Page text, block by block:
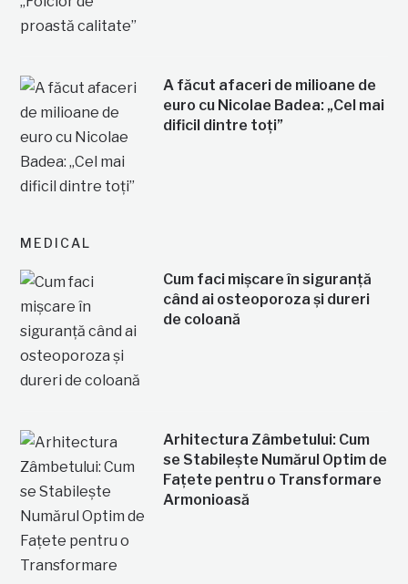
A făcut afaceri de milioane de
euro cu Nicolae Badea: „Cel mai
dificil dintre toți”
MEDICAL
Cum faci mișcare în siguranță
când ai osteoporoza și dureri
de coloană
Arhitectura Zâmbetului: Cum
se Stabilește Numărul Optim de
Fațete pentru o Transformare
Armonioasă